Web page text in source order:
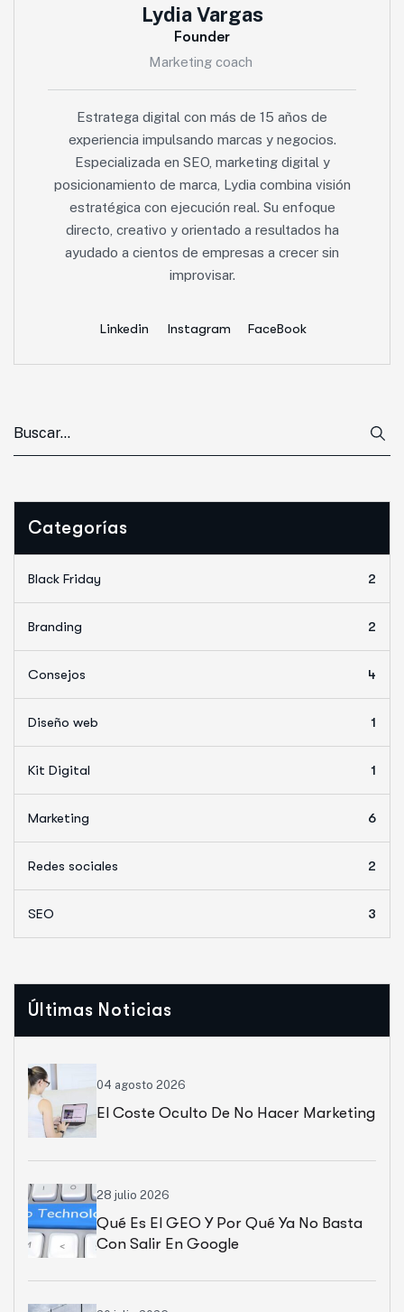
Lydia Vargas
Founder
Marketing coach
Estratega digital con más de 15 años de
experiencia impulsando marcas y negocios.
Especializada en SEO, marketing digital y
posicionamiento de marca, Lydia combina visión
estratégica con ejecución real. Su enfoque
directo, creativo y orientado a resultados ha
ayudado a cientos de empresas a crecer sin
improvisar.
Linkedin Instagram FaceBook
Categorías
Black Friday 2
Branding 2
Consejos 4
Diseño web 1
Kit Digital 1
Marketing 6
Redes sociales 2
SEO 3
Últimas Noticias
04 agosto 2026
El Coste Oculto De No Hacer Marketing
28 julio 2026
Qué Es El GEO Y Por Qué Ya No Basta
Con Salir En Google